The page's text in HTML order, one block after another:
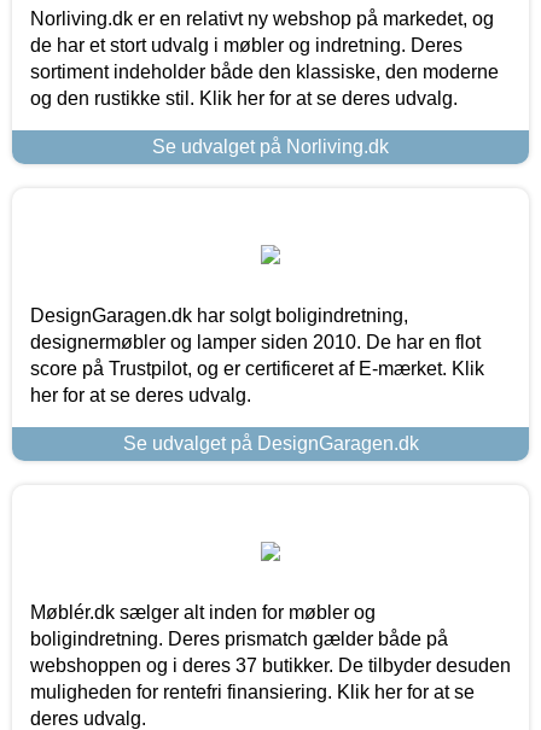
Norliving.dk er en relativt ny webshop på markedet, og
de har et stort udvalg i møbler og indretning. Deres
sortiment indeholder både den klassiske, den moderne
og den rustikke stil. Klik her for at se deres udvalg.
Se udvalget på Norliving.dk
DesignGaragen.dk har solgt boligindretning,
designermøbler og lamper siden 2010. De har en flot
score på Trustpilot, og er certificeret af E-mærket. Klik
her for at se deres udvalg.
Se udvalget på DesignGaragen.dk
Møblér.dk sælger alt inden for møbler og
boligindretning. Deres prismatch gælder både på
webshoppen og i deres 37 butikker. De tilbyder desuden
muligheden for rentefri finansiering. Klik her for at se
deres udvalg.